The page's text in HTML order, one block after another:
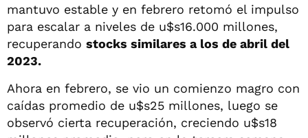
mantuvo estable y en febrero retomó el impulso
para escalar a niveles de u$s16.000 millones,
recuperando stocks similares a los de abril del
2023.
Ahora en febrero, se vio un comienzo magro con
caídas promedio de u$s25 millones, luego se
observó cierta recuperación, creciendo u$s18